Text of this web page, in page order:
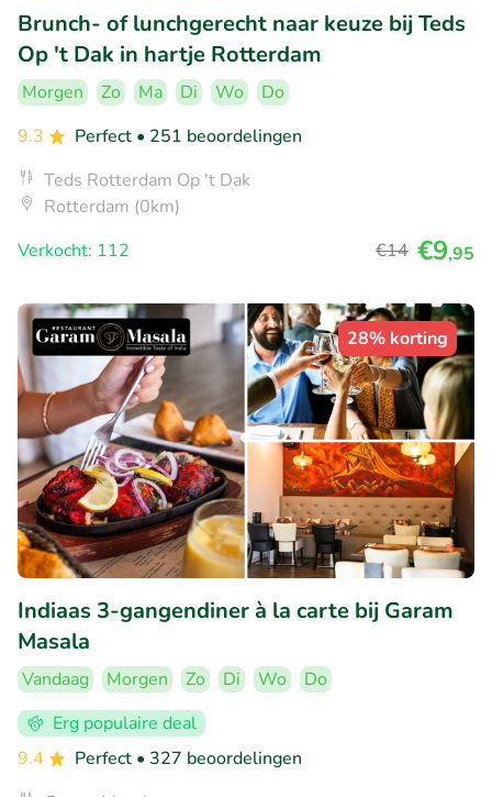
Brunch- of lunchgerecht naar keuze bij Teds
Op 't Dak in hartje Rotterdam
Morgen Zo Ma Di Wo
Do
9.3
Perfect • 251 beoordelingen
Teds Rotterdam Op 't Dak
Rotterdam (0km)
Verkocht: 112
€14 €9,95
28% korting
Indiaas 3-gangendiner à la carte bij Garam
Masala
Vandaag Morgen Zo Di Wo
Do
Erg populaire deal
9.4
Perfect • 327 beoordelingen